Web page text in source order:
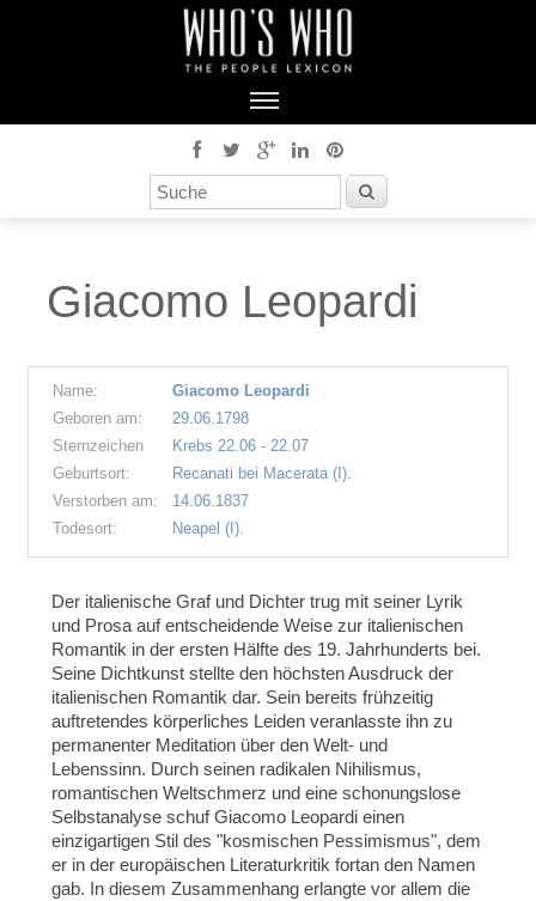
Giacomo Leopardi
Name:
Giacomo Leopardi
Geboren am:
29.06.1798
Sternzeichen
Krebs 22.06 - 22.07
Geburtsort:
Recanati bei Macerata (I).
Verstorben am:
14.06.1837
Todesort:
Neapel (I).
Der italienische Graf und Dichter trug mit seiner Lyrik
und Prosa auf entscheidende Weise zur italienischen
Romantik in der ersten Hälfte des 19. Jahrhunderts bei.
Seine Dichtkunst stellte den höchsten Ausdruck der
italienischen Romantik dar. Sein bereits frühzeitig
auftretendes körperliches Leiden veranlasste ihn zu
permanenter Meditation über den Welt- und
Lebenssinn. Durch seinen radikalen Nihilismus,
romantischen Weltschmerz und eine schonungslose
Selbstanalyse schuf Giacomo Leopardi einen
einzigartigen Stil des "kosmischen Pessimismus", dem
er in der europäischen Literaturkritik fortan den Namen
gab. In diesem Zusammenhang erlangte vor allem die